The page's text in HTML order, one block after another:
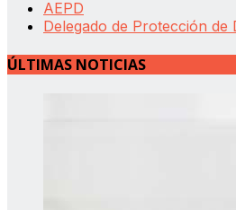
AEPD
Delegado de Protección de
ÚLTIMAS NOTICIAS